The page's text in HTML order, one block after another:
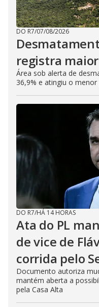
DO R7/07/08/2026
registra
Área sob alerta de
36,9% e atingiu o
DO R7/HÁ 14 HORAS
Ata do PL
de vice de
corrida pelo
Documento autoriza
mantém aberta a
pela Casa Alta